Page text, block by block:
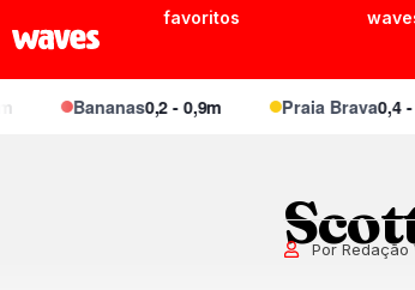
favoritos
Bananas0,2 - 0,9m Praia Brava0,4 -
Por Redação